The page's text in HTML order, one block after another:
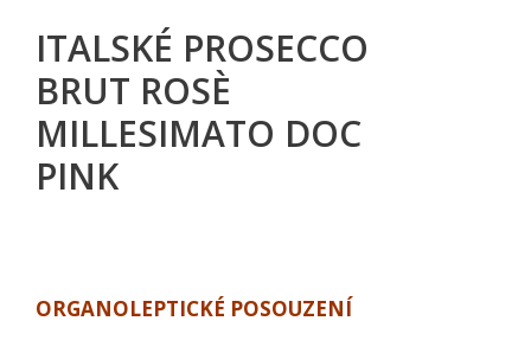
ITALSKÉ PROSECCO
BRUT ROSÈ
MILLESIMATO DOC
PINK
ORGANOLEPTICKÉ POSOUZENÍ